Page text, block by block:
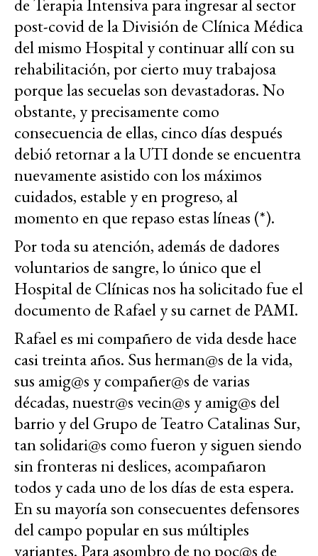
post-covid de la División de Clínica Médica
del mismo Hospital y continuar allí con su
rehabilitación, por cierto muy trabajosa
porque las secuelas son devastadoras. No
obstante, y precisamente como
consecuencia de ellas, cinco días después
debió retornar a la UTI donde se encuentra
nuevamente asistido con los máximos
cuidados, estable y en progreso, al
momento en que repaso estas líneas (*).
Por toda su atención, además de dadores
voluntarios de sangre, lo único que el
Hospital de Clínicas nos ha solicitado fue el
documento de Rafael y su carnet de PAMI.
Rafael es mi compañero de vida desde hace
casi treinta años. Sus herman@s de la vida,
sus amig@s y compañer@s de varias
décadas, nuestr@s vecin@s y amig@s del
barrio y del Grupo de Teatro Catalinas Sur,
tan solidari@s como fueron y siguen siendo
sin fronteras ni deslices, acompañaron
todos y cada uno de los días de esta espera.
En su mayoría son consecuentes defensores
del campo popular en sus múltiples
variantes. Para asombro de no poc@s de